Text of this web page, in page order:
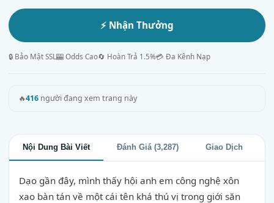
⚡ Nhận Thưởng
🔒 Bảo Mật SSL🎰 Odds Cao🔄 Hoàn Trả 1.5%💳 Đa Kênh Nạp
🔥416 người đang xem trang này
Nội Dung Bài Viết Đánh Giá (3,287) Giao Dịch
Dạo gần đây, mình thấy hội anh em công nghệ xôn
xao bàn tán về một cái tên khá thú vị trong giới săn